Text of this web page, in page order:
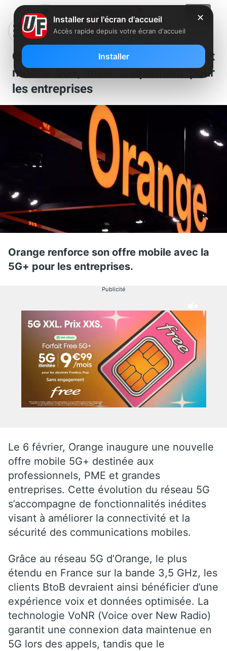
Orange lance son premier forfait
mobile 5G+, mais uniquement pour
les entreprises
Orange renforce son offre mobile avec la
5G+ pour les entreprises.
Publicité
Le 6 février, Orange inaugure une nouvelle
offre mobile 5G+ destinée aux
professionnels, PME et grandes
entreprises. Cette évolution du réseau 5G
s’accompagne de fonctionnalités inédites
visant à améliorer la connectivité et la
sécurité des communications mobiles.
Grâce au réseau 5G d’Orange, le plus
étendu en France sur la bande 3,5 GHz, les
clients BtoB devraient ainsi bénéficier d’une
expérience voix et données optimisée. La
technologie VoNR (Voice over New Radio)
garantit une connexion data maintenue en
5G lors des appels, tandis que le
✕
Installer sur l'écran d'accueil
Accès rapide depuis votre écran d'accueil
Installer